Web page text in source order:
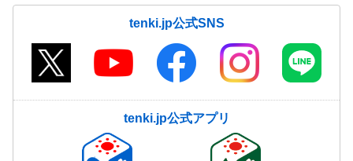
tenki.jp公式SNS
tenki.jp公式アプリ